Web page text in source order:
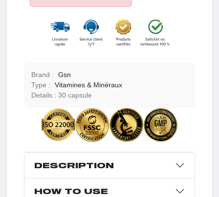
Brand :
Gsn
Type :
Vitamines & Minéraux
Details :
30 capsule
DESCRIPTION
HOW TO USE